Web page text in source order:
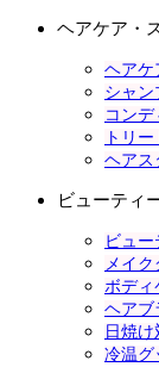
ヘアケア・
ヘアケ
シャン
コンデ
トリ
ヘアス
ビューティ
ビュ
メイ
ボディ
ヘアブ
日焼
冷温グ